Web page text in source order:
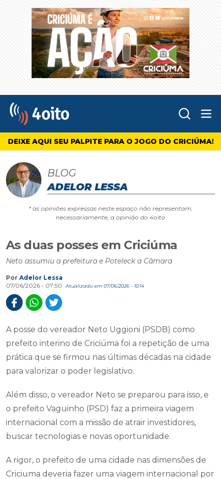
4oito
DEIXE AQUI SEU PALPITE PARA O JOGO DO CRICIÚMA!
BLOG
ADELOR LESSA
* as opiniões expressas neste espaço não representam,
necessariamente, a opinião do 4oito
As duas posses em Criciúma
Neto assumiu a prefeitura e Poteleck a Câmara
Por Adelor Lessa
07/06/2026 - 07:50
Atualizado em 07/06/2026 - 10:14
A posse do vereador Neto Uggioni (PSDB) como
prefeito interino de Criciúma foi a repetição de uma
prática que se firmou nas últimas décadas na cidade
para valorizar o poder legislativo.
Além disso, o vereador Neto se preparou para isso, e
o prefeito Vaguinho (PSD) faz a primeira viagem
internacional com a missão de atrair investidores,
buscar tecnologias e novas oportunidade.
A rigor, o prefeito de uma cidade nas dimensões de
Criciuma deveria fazer uma viagem internacional por